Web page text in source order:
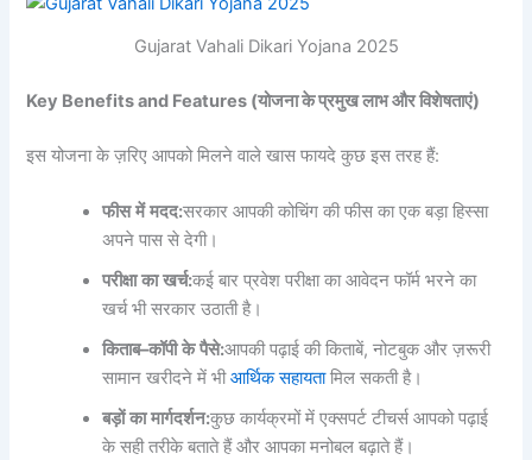
Gujarat Vahali Dikari Yojana 2025
Key Benefits and Features (योजना के प्रमुख लाभ और विशेषताएं)
इस योजना के ज़रिए आपको मिलने वाले खास फायदे कुछ इस तरह हैं:
फीस में मदद:सरकार आपकी कोचिंग की फीस का एक बड़ा हिस्सा
अपने पास से देगी।
परीक्षा का खर्च:कई बार प्रवेश परीक्षा का आवेदन फॉर्म भरने का
खर्च भी सरकार उठाती है।
किताब–कॉपी के पैसे:आपकी पढ़ाई की किताबें, नोटबुक और ज़रूरी
सामान खरीदने में भीआर्थिक सहायतामिल सकती है।
बड़ों का मार्गदर्शन:कुछ कार्यक्रमों में एक्सपर्ट टीचर्स आपको पढ़ाई
के सही तरीके बताते हैं और आपका मनोबल बढ़ाते हैं।